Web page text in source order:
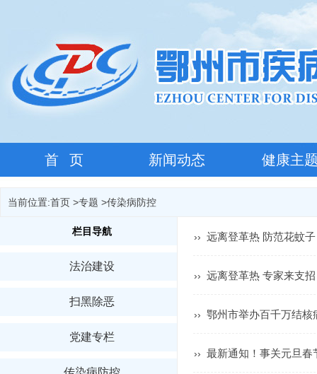
首 页 新闻动态 健康主
当前位置:首页 >专题 >传染病防控
栏目导航
法治建设
扫黑除恶
党建专栏
›› 远离登革热 防范花蚊
›› 远离登革热 专家来支招
›› 鄂州市举办百千万结
›› 最新通知！事关元旦